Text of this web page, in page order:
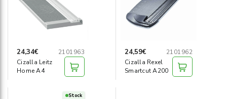
24,34€
2101963
Cizalla Leitz
Home A4
24,59€
2101962
Cizalla Rexel
Smartcut A200
Stock